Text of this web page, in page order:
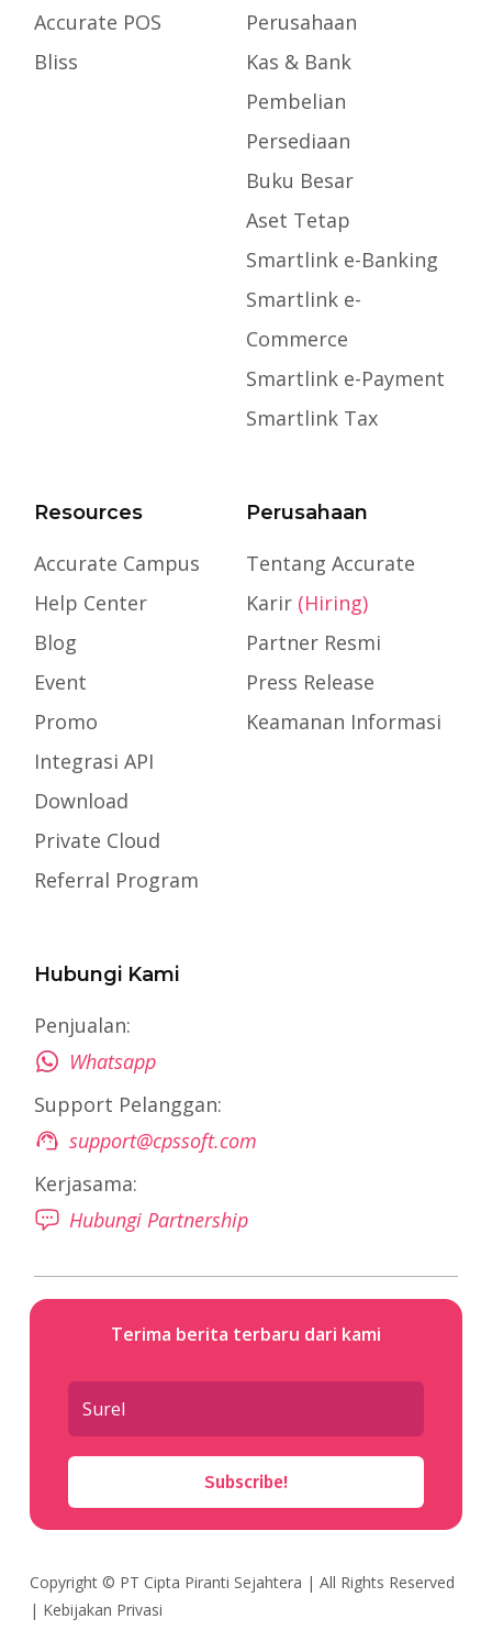
Accurate POS
Bliss
Perusahaan
Kas & Bank
Pembelian
Persediaan
Buku Besar
Aset Tetap
Smartlink e-Banking
Smartlink e-
Commerce
Smartlink e-Payment
Smartlink Tax
Resources
Accurate Campus
Help Center
Blog
Event
Promo
Integrasi API
Download
Private Cloud
Referral Program
Perusahaan
Tentang Accurate
Karir (Hiring)
Partner Resmi
Press Release
Keamanan Informasi
Hubungi Kami
Penjualan:
Whatsapp
Support Pelanggan:
support@cpssoft.com
Kerjasama:
Hubungi Partnership
Terima berita terbaru dari kami
Subscribe!
Copyright © PT Cipta Piranti Sejahtera | All Rights Reserved
| Kebijakan Privasi